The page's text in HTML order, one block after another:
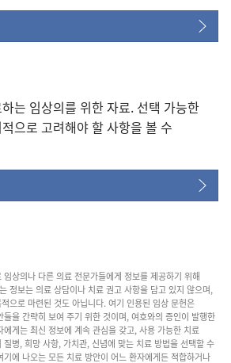
는 임상의를 위한 자료. 선택 가능한
으로 고려해야 할 사항을 볼 수
상의나 다른 의료 전문가들에게 정보를 제공하기 위해
정보는 의료 상담이나 치료 권고 사항을 담고 있지 않으며,
으로 마련된 것도 아닙니다. 여기 인용된 임상 문헌은
을 간략히 보여 주기 위한 것이며, 여호와의 증인이 발행한
게는 최신 정보에 계속 관심을 갖고, 사용 가능한 치료
질병, 희망 사항, 가치관, 신념에 맞는 치료 방법을 선택할 수
에 나오는 모든 치료 방안이 어느 환자에게든 적합하거나